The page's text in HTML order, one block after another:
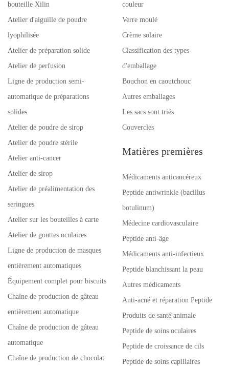
bouteille Xilin
Atelier d'aiguille de poudre
lyophilisée
Atelier de préparation solide
Atelier de perfusion
Ligne de production semi-
automatique de préparations
solides
Atelier de poudre de sirop
Atelier de poudre stérile
Atelier anti-cancer
Atelier de sirop
Atelier de préalimentation des
seringues
Atelier sur les bouteilles à carte
Atelier de gouttes oculaires
Ligne de production de masques
entièrement automatiques
Équipement complet pour biscuits
Chaîne de production de gâteau
entièrement automatique
Chaîne de production de gâteau
automatique
Chaîne de production de chocolat
couleur
Verre moulé
Crème solaire
Classification des types
d'emballage
Bouchon en caoutchouc
Autres emballages
Les sacs sont triés
Couvercles
Matières premières
Médicaments anticancéreux
Peptide antiwrinkle (bacillus
botulinum)
Médecine cardiovasculaire
Peptide anti-âge
Médicaments anti-infectieux
Peptide blanchissant la peau
Autres médicaments
Anti-acné et réparation Peptide
Produits de santé animale
Peptide de soins oculaires
Peptide de croissance de cils
Peptide de soins capillaires